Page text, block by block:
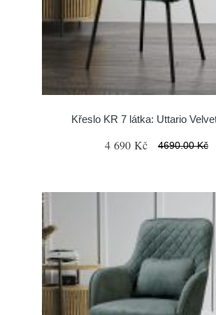
Křeslo KR 7 látka: Uttario
4 690 Kč 4690.00 Kč